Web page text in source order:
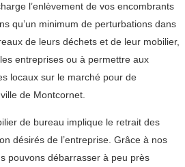
l’enlèvement de vos encombrants
qu’un minimum de perturbations dans
de leurs déchets et de leur mobilier,
entreprises ou à permettre aux
locaux sur le marché pour de
de Montcornet.
de bureau implique le retrait des
désirés de l’entreprise. Grâce à nos
pouvons débarrasser à peu près